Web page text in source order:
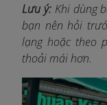
Lưu ý:Khi dùng
bạn nên hỏi
lạng hoặc theo
thoải mái hơn.